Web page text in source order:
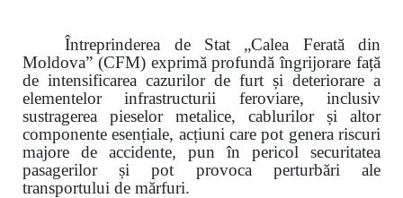
Întreprinderea de Stat „Calea Ferată din
Moldova” (CFM) exprimă profundă îngrijorare față
de intensificarea cazurilor de furt și deteriorare a
elementelor infrastructurii feroviare, inclusiv
sustragerea pieselor metalice, cablurilor și altor
componente esențiale, acțiuni care pot genera riscuri
majore de accidente, pun în pericol securitatea
pasagerilor și pot provoca perturbări ale
transportului de mărfuri.